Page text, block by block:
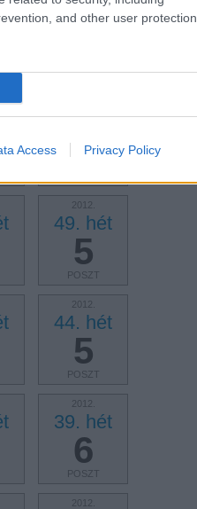
and other user protection.
Access Privacy Policy
2013.
5. hét
POSZT
0. hét
3
2012.
49. hét
5
POSZT
2012.
44. hét
5
POSZT
2012.
39. hét
6
POSZT
2012.